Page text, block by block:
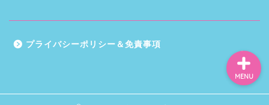
プライバシーポリシー＆免責事項
MENU